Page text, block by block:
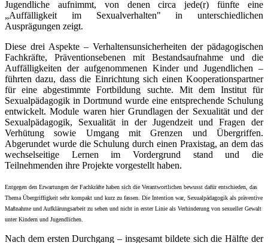
Jugendliche aufnimmt, von denen circa jede(r) fünfte eine
„Auffälligkeit im Sexualverhalten" in unterschiedlichen
Ausprägungen zeigt.
Diese drei Aspekte – Verhaltensunsicherheiten der pädagogischen
Fachkräfte, Präventionsebenen mit Bestandsaufnahme und die
Auffälligkeiten der aufgenommenen Kinder und Jugendlichen –
führten dazu, dass die Einrichtung sich einen Kooperationspartner
für eine abgestimmte Fortbildung suchte. Mit dem Institut für
Sexualpädagogik in Dortmund wurde eine entsprechende Schulung
entwickelt. Module waren hier Grundlagen der Sexualität und der
Sexualpädagogik, Sexualität in der Jugendzeit und Fragen der
Verhütung sowie Umgang mit Grenzen und Übergriffen.
Abgerundet wurde die Schulung durch einen Praxistag, an dem das
wechselseitige Lernen im Vordergrund stand und die
Teilnehmenden ihre Projekte vorgestellt haben.
Entgegen den Erwartungen der Fachkräfte haben sich die Verantwortlichen bewusst dafür entschieden, das
Thema Übergriffigkeit sehr kompakt und kurz zu fassen. Die Intention war, Sexualpädagogik als präventive
Maßnahme und Aufklärungsarbeit zu sehen und nicht in erster Linie als Verhinderung von sexueller Gewalt
unter Kindern und Jugendlichen.
Nach dem ersten Durchgang – insgesamt bildete sich die Hälfte der